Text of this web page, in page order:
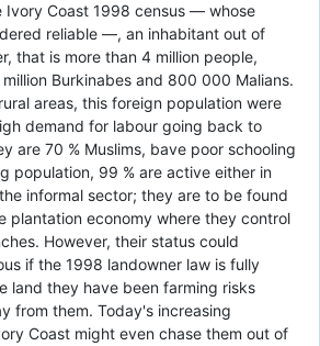
Ivory Coast 1998 census — whose
reliable —, an inhabitant out of
that is more than 4 million people,
Burkinabes and 800 000 Malians.
areas, this foreign population were
demand for labour going back to
are 70 % Muslims, bave poor schooling
population, 99 % are active either in
informal sector; they are to be found
plantation economy where they control
However, their status could
if the 1998 landowner law is fully
land they have been farming risks
from them. Today's increasing
Coast might even chase them out of